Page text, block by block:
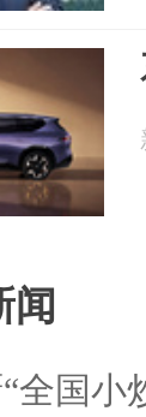
闻
全国小